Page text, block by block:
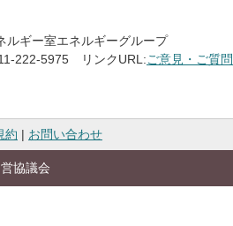
ルギー室エネルギーグループ
222-5975 リンクURL:ご意見・ご質
約 | お問い合わせ
協議会